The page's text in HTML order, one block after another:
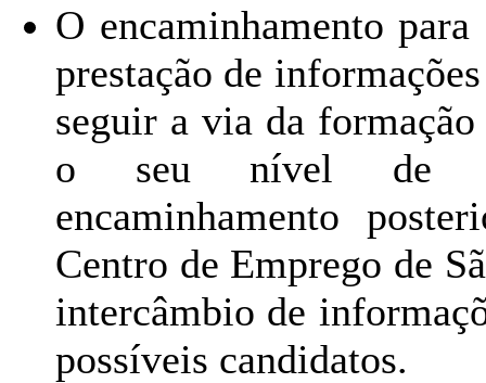
O encaminhamento
prestação de
seguir a via da
o seu nível de
encaminhamento
Centro de Emprego de
intercâmbio de
possíveis candidatos.